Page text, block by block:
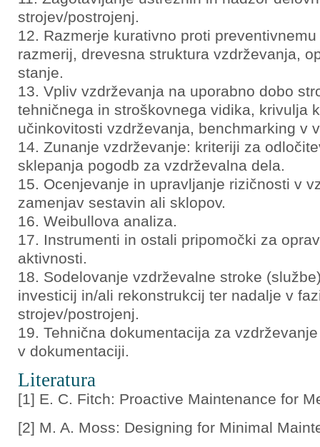
strojev/postrojenj.
Razmerje kurativno proti
razmerij, drevesna struktura vzdrževanja,
stanje.
Vpliv vzdrževanja na uporabno dobo
tehničnega in stroškovnega vidika, krivulja
učinkovitosti vzdrževanja, benchmarking v
Zunanje vzdrževanje: kriteriji za
sklepanja pogodb za vzdrževalna dela.
Ocenjevanje in upravljanje rizičnosti v
zamenjav sestavin ali sklopov.
Weibullova analiza.
Instrumenti in ostali pripomočki za
aktivnosti.
Sodelovanje vzdrževalne stroke
investicij in/ali rekonstrukcij ter nadalje v
strojev/postrojenj.
Tehnična dokumentacija za
v dokumentaciji.
Literatura
[1] ​E. C. Fitch: Proactive Maintenance for
[2] M. A. Moss: Designing for Minimal